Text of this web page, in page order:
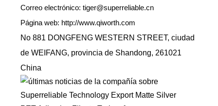
Correo electrónico: tiger@superreliable.cn
Página web: http://www.qiworth.com
No 881 DONGFENG WESTERN STREET, ciudad
de WEIFANG, provincia de Shandong, 261021
China